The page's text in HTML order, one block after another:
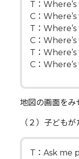
T：
C：
T：
C：
T：
C：
地図の画面をみ
（２）子ども
T：Ask me